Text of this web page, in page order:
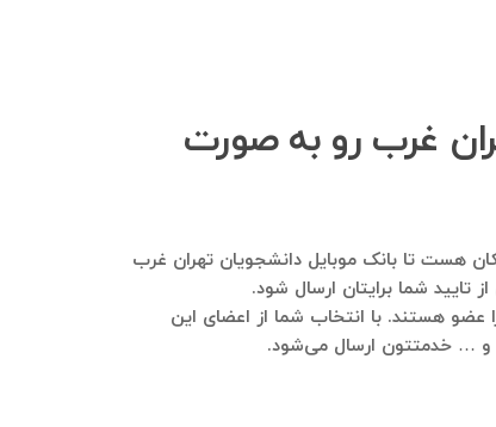
غرب رو به صورت
هم این امکان هست تا بانک موبایل دانشجویان تهران غرب
شما برایتان ارسال شود.
عضو هستند. با انتخاب شما از اعضای این
و … خدمتتون ارسال می‌شود.